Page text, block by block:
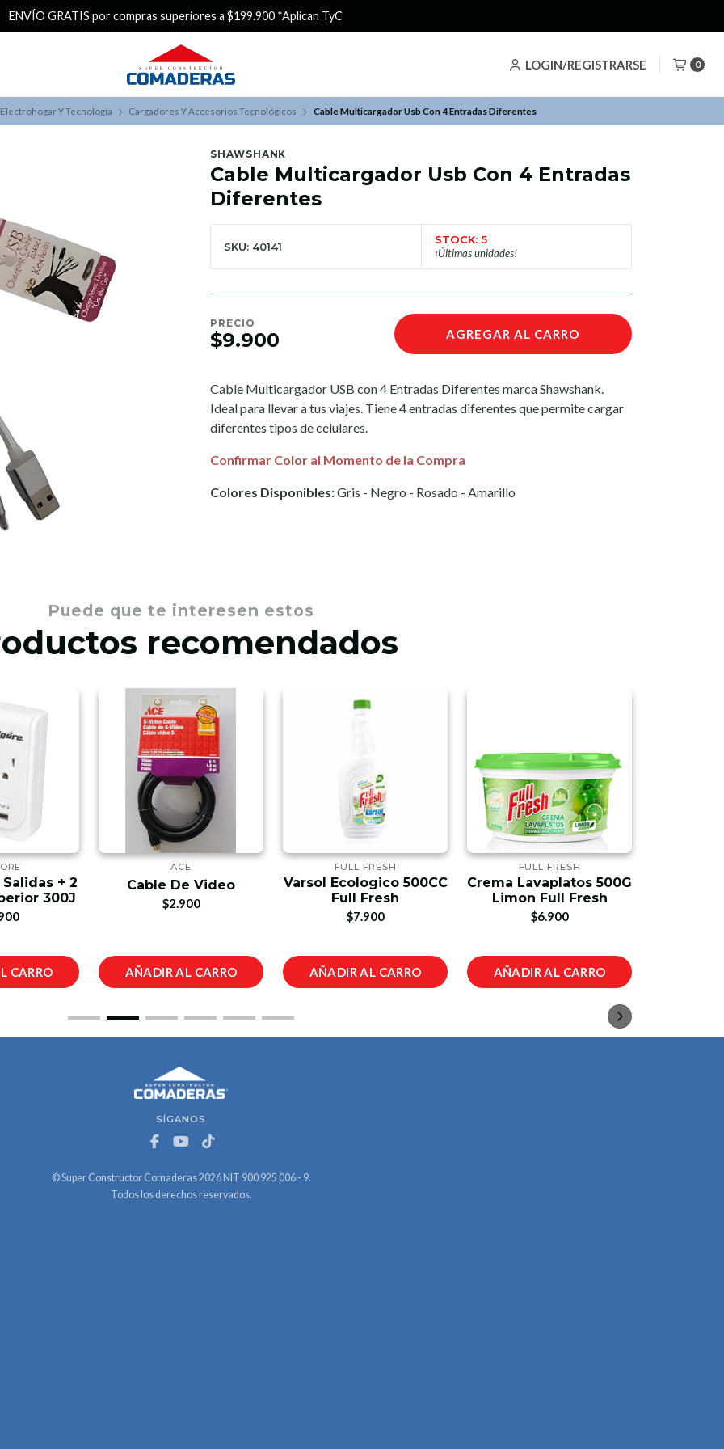
LOGIN/REGISTRARSE 0
¿Buscas Promociones? ¡Aprovecha nuestros Descuentazos!
Electrohogar Y Tecnología Cargadores Y Accesorios Tecnológicos Cable Multicargador Usb Con 4 Entradas Diferentes
SHAWSHANK
Cable Multicargador Usb Con 4 Entradas
Diferentes
SKU: 40141
STOCK: 5
¡Últimas unidades!
PRECIO
$9.900 AGREGAR AL CARRO
Cable Multicargador USB con 4 Entradas Diferentes marca Shawshank.
Ideal para llevar a tus viajes. Tiene 4 entradas diferentes que permite cargar
diferentes tipos de celulares.
Confirmar Color al Momento de la Compra
Colores Disponibles:Gris - Negro - Rosado - Amarillo
Puede que te interesen estos
recomendados
+ 2
300J
CARRO
ACE
Cable De Video
$2.900
AÑADIR AL CARRO
FULL FRESH
Varsol Ecologico 500CC
Full Fresh
$7.900
AÑADIR AL CARRO
FULL FRESH
Crema Lavaplatos 500G
Limon Full Fresh
$6.900
AÑADIR AL CARRO
SÍGANOS
© Super Constructor Comaderas 2026 NIT 900 925 006 - 9.
Todos los derechos reservados.